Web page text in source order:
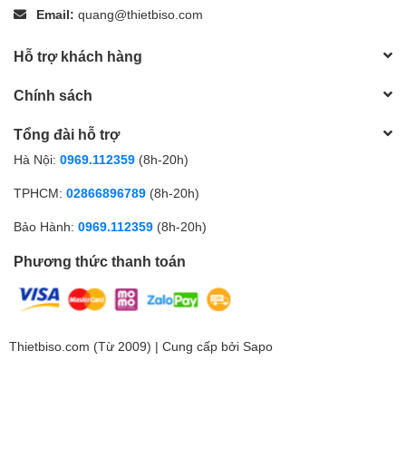
Email: quang@thietbiso.com
Hỗ trợ khách hàng
Chính sách
Tổng đài hỗ trợ
Hà Nội: 0969.112359 (8h-20h)
TPHCM: 02866896789 (8h-20h)
Bảo Hành: 0969.112359 (8h-20h)
Phương thức thanh toán
Thietbiso.com (Từ 2009) | Cung cấp bởi Sapo